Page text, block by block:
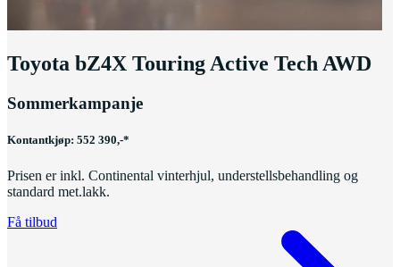
Toyota bZ4X Touring Active Tech AWD
Sommerkampanje
Kontantkjøp: 552 390,-*
Prisen er inkl. Continental vinterhjul, understellsbehandling og
standard met.lakk.
Få tilbud